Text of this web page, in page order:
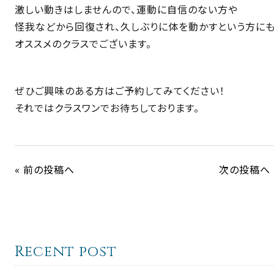
激しい動きはしませんので、運動に自信のない方や
怪我などから回復され、久しぶりに体を動かすという方に
オススメのクラスでございます。
ぜひご興味のある方はご予約してみてください！
それではクラスワンでお待ちしております。
« 前の投稿へ 次の投稿へ
Recent post